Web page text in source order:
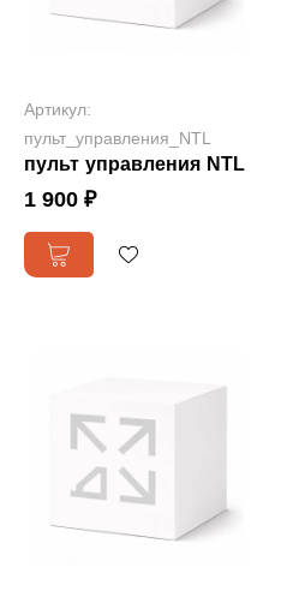
Артикул:
пульт_управления_NTL
пульт управления NTL
1 900 ₽